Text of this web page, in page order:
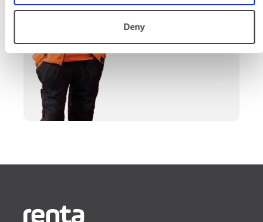
Deny
SOITA